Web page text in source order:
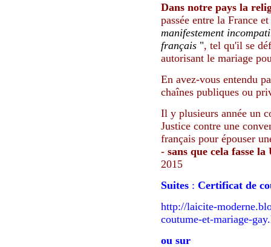
Dans notre pays la
passée entre la France
manifestement
français ", tel qu'il se
autorisant le mariage
En avez-vous entendu
chaînes publiques ou
Il y plusieurs année un
Justice contre une
français pour épouser
- sans que cela fasse
2015
Suites : Certificat de
http://laicite-
coutume-et-mariage-
ou sur